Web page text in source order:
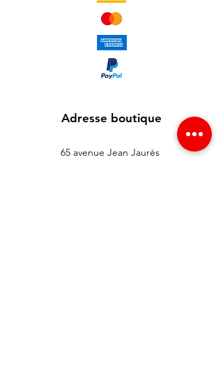
Adresse boutique
65 avenue Jean Jaurès